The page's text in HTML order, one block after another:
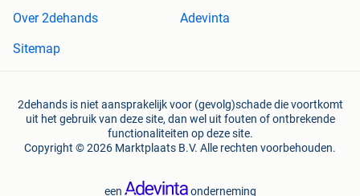
Over 2dehands
Adevinta
Sitemap
2dehands is niet aansprakelijk voor (gevolg)schade die voortkomt
uit het gebruik van deze site, dan wel uit fouten of ontbrekende
functionaliteiten op deze site.
Copyright © 2026 Marktplaats B.V. Alle rechten voorbehouden.
een onderneming